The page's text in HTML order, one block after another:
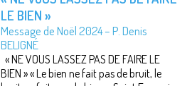
LE BIEN »
Message de Noël 2024 – P. Denis
BELIGNÉ
« NE VOUS LASSEZ PAS DE FAIRE LE
BIEN » « Le bien ne fait pas de bruit, le